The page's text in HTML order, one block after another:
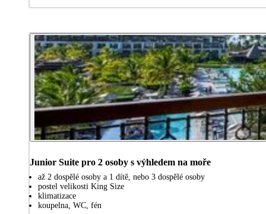
Junior Suite pro 2 osoby s výhledem na moře
až 2 dospělé osoby a 1 dítě, nebo 3 dospělé osoby
postel velikosti King Size
klimatizace
koupelna, WC, fén